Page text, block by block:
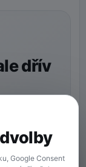
dřív
Googlu
Google Consent